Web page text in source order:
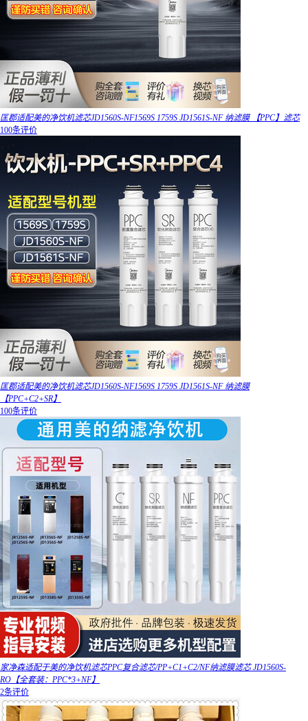
匡郡适配美的净饮机滤芯JD1560S-NF1569S 1759S JD1561S-NF 纳滤膜 【PPC】滤芯
100条评价
匡郡适配美的净饮机滤芯JD1560S-NF1569S 1759S JD1561S-NF 纳滤膜
【PPC+C2+SR】
100条评价
家净森适配于美的净饮机滤芯PPC复合滤芯/PP+C1+C2/NF纳滤膜滤芯 JD1560S-
RO【全套装：PPC*3+NF】
2条评价